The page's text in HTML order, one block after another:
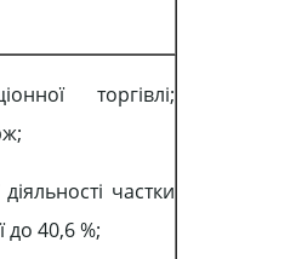
торгівлі;
частки
до 40,6 %;